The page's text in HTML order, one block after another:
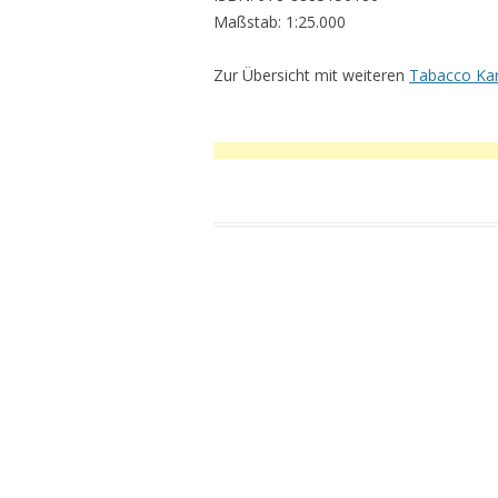
Maßstab: 1:25.000
Zur Übersicht mit weiteren Tabacco